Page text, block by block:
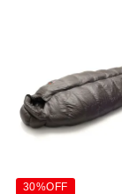
30%OFF